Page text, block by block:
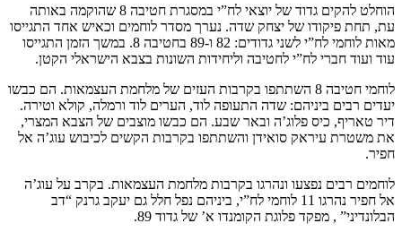
הוחלט להקים גדוד של יוצאי לח”י במסגרת חטיבה 8 שהוקמה באותה
עת, תחת פיקודו של יצחק שדה. נערך מסדר לוחמים וכאיש אחד התגייסו
מאות לוחמי לח”י לשני גדודים: 82 ו-89 בחטיבה 8. במשך הזמן התגייסו
עוד ועוד חברי לח”י לחטיבה וליחידות השונות בצבא הישראלי הקטן.
לוחמי חטיבה 8 השתתפו בקרבות העזים של מלחמת העצמאות. הם כבשו
יעדים רבים ביניהם: שדה התעופה לוד, הערים לוד ורמלה, קולא וטירה.
דיר טאריף, כיס פלוג’ה ובאר שבע. הם כבשו מוצבים של הצבא המצרי,
את משטרת עיראק סואידן והשתתפו בקרבות הקשים לכיבוש עוג’ה אל
חפיר.
לוחמים רבים נפצעו ונהרגו בקרבות מלחמת העצמאות. בקרב על עוג’ה
אל חפיר נהרגו 11 לוחמי לח”י, ביניהם נפל חלל גם יעקב גרנק “דב
הבלונדיני” , מפקד פלוגת הקומנדו א’ של גדוד 89.